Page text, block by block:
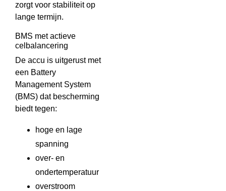
zorgt voor stabiliteit op
lange termijn.
BMS met actieve
celbalancering
De accu is uitgerust met
een Battery
Management System
(BMS) dat bescherming
biedt tegen:
hoge en lage
spanning
over- en
ondertemperatuur
overstroom